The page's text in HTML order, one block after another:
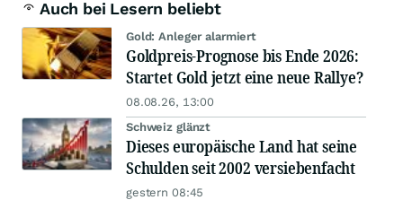
Auch bei Lesern beliebt
Gold: Anleger alarmiert
Goldpreis-Prognose bis Ende 2026:
Startet Gold jetzt eine neue Rallye?
08.08.26, 13:00
Schweiz glänzt
Dieses europäische Land hat seine
Schulden seit 2002 versiebenfacht
gestern 08:45